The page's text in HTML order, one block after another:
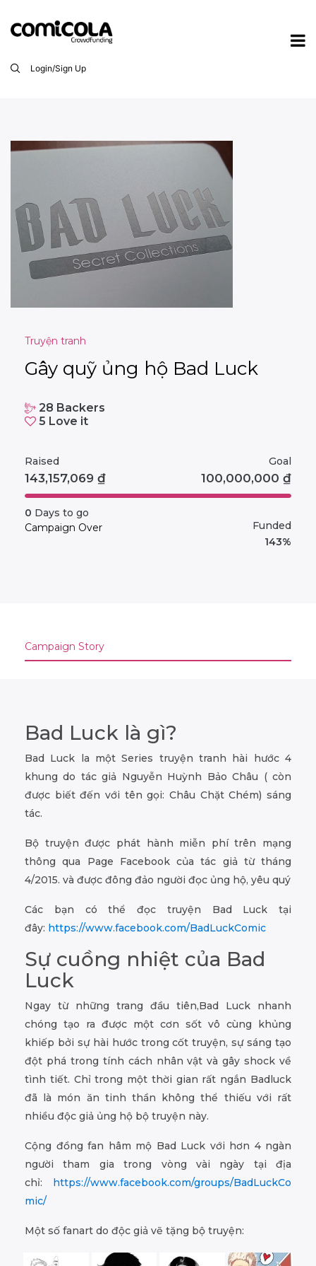
Login/Sign Up
Truyện tranh
Gây quỹ ủng hộ Bad Luck
28 Backers
5 Love it
143,157,069 ₫
Raised
100,000,000 ₫
Goal
0 Days to go
143%
Funded
Campaign Over
Campaign Story
Bad Luck là gì?
Bad Luck la một Series truyện tranh hài hước 4
khung do tác giả Nguyễn Huỳnh Bảo Châu ( còn
được biết đến với tên gọi: Châu Chặt Chém) sáng
tác.
Bộ truyện được phát hành miễn phí trên mạng
thông qua Page Facebook của tác giả từ tháng
4/2015. và được đông đảo người đọc ủng hộ, yêu quý
Các bạn có thể đọc truyện Bad Luck tại
đây: https://www.facebook.com/BadLuckComic
Sự cuồng nhiệt của Bad
Luck
Ngay từ những trang đầu tiên,Bad Luck nhanh
chóng tạo ra được một cơn sốt vô cùng khủng
khiếp bởi sự hài hước trong cốt truyện, sự sáng tạo
đột phá trong tính cách nhân vật và gây shock về
tình tiết. Chỉ trong một thời gian rất ngắn Badluck
đã là món ăn tinh thần không thể thiếu với rất
nhiều độc giả ủng hộ bộ truyện này.
Cộng đồng fan hâm mộ Bad Luck với hơn 4 ngàn
người tham gia trong vòng vài ngày tại địa
chỉ: https://www.facebook.com/groups/BadLuckCo
mic/
Một số fanart do độc giả vẽ tặng bộ truyện: